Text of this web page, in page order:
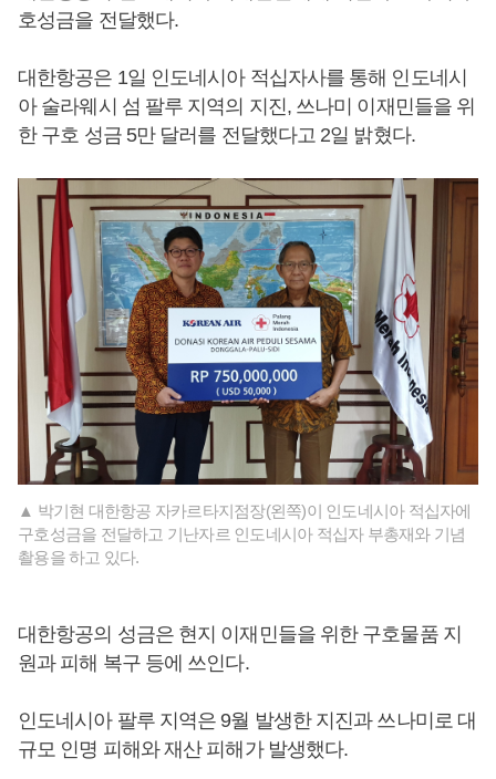
호성금을 전달했다.
대한항공은 1일 인도네시아 적십자사를 통해 인도네시
아 술라웨시 섬 팔루 지역의 지진, 쓰나미 이재민들을 위
한 구호 성금 5만 달러를 전달했다고 2일 밝혔다.
▲ 박기현 대한항공 자카르타지점장(왼쪽)이 인도네시아 적십자에
구호성금을 전달하고 기난자르 인도네시아 적십자 부총재와 기념
촬용을 하고 있다.
대한항공의 성금은 현지 이재민들을 위한 구호물품 지
원과 피해 복구 등에 쓰인다.
인도네시아 팔루 지역은 9월 발생한 지진과 쓰나미로 대
규모 인명 피해와 재산 피해가 발생했다.